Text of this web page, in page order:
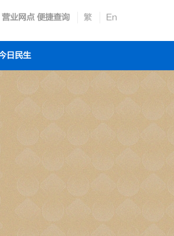
营业网点 便捷查询 繁 En
日民生